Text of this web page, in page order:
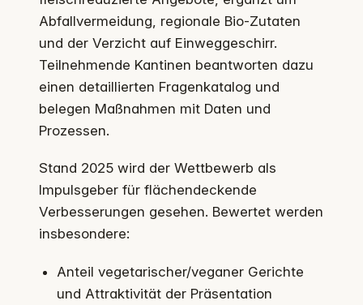
Abfallvermeidung, regionale Bio-Zutaten
und der Verzicht auf Einweggeschirr.
Teilnehmende Kantinen beantworten dazu
einen detaillierten Fragenkatalog und
belegen Maßnahmen mit Daten und
Prozessen.
Stand 2025 wird der Wettbewerb als
Impulsgeber für flächendeckende
Verbesserungen gesehen. Bewertet werden
insbesondere:
Anteil vegetarischer/veganer Gerichte
und Attraktivität der Präsentation